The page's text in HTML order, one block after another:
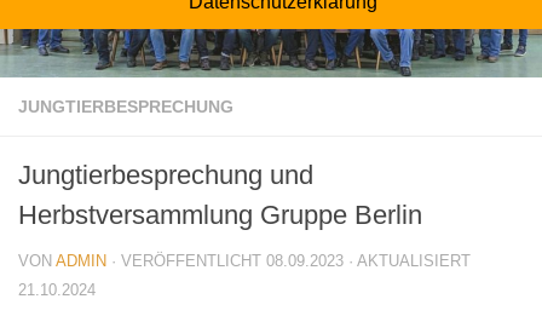
JUNGTIERBESPRECHUNG
Jungtierbesprechung und
Herbstversammlung Gruppe Berlin
VON ADMIN · VERÖFFENTLICHT 08.09.2023 · AKTUALISIERT
21.10.2024